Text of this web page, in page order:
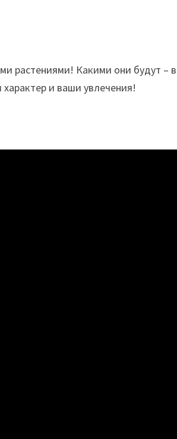
растениями! Какими они будут –
и ваши увлечения!